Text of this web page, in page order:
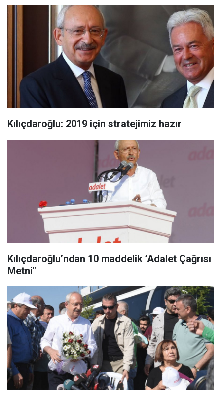
Kılıçdaroğlu: 2019 için stratejimiz hazır
Kılıçdaroğlu’ndan 10 maddelik ’Adalet Çağrısı
Metni"